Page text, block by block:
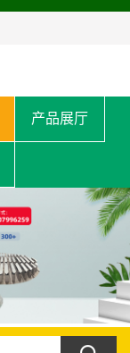
产品展厅